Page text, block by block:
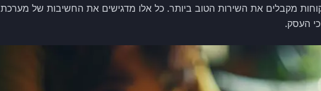
מקבלים את השירות הטוב ביותר. כל אלו מדגישים את החשיבות של מערכת